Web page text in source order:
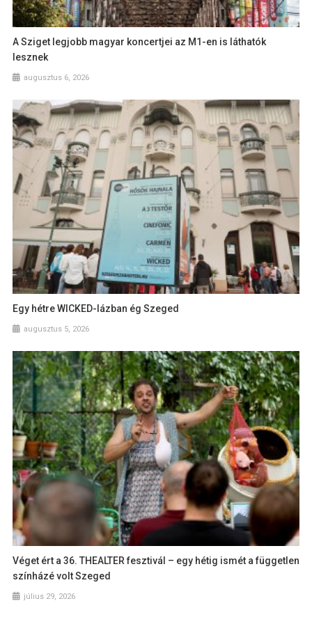
A Sziget legjobb magyar koncertjei az M1-en is láthatók
lesznek
augusztus 6, 2026
Egy hétre WICKED-lázban ég Szeged
augusztus 5, 2026
Véget ért a 36. THEALTER fesztivál – egy hétig ismét a független
színházé volt Szeged
július 29, 2026